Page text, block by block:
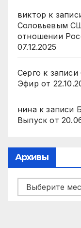
виктор к
Соловьевым
отношении
07.12.2025
Серго к записи
Эфир от
нинак записи
Выпуск от
Архивы
Архивы